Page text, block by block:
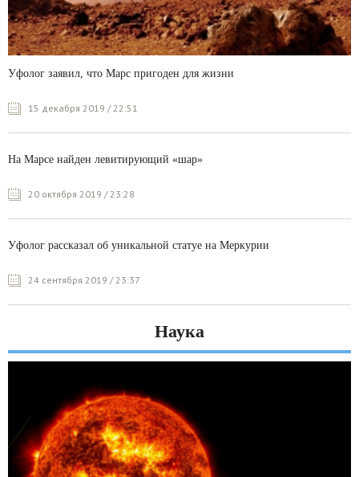
Уфолог заявил, что Марс пригоден для жизни
15 декабря 2019 / 22:51
На Марсе найден левитирующий «шар»
20 октября 2019 / 23:28
Уфолог рассказал об уникальной статуе на Меркурии
24 сентября 2019 / 23:37
Наука